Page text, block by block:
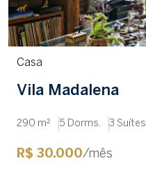
Casa
Vila Madalena
290 m² 5 Dorms. 3 Suítes
R$ 30.000/mês